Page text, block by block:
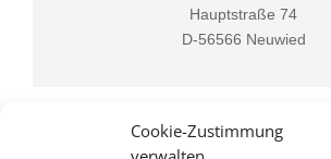
Cookie-Zustimmung
verwalten
Hauptstraße 74
D-56566 Neuwied